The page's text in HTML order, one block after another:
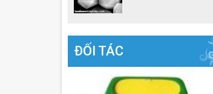
ĐỐI TÁC